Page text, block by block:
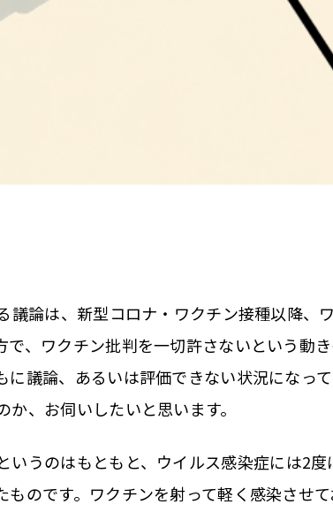
る議論は、新型コロナ・ワクチン接種以降
で、ワクチン批判を一切許さないという動
に議論、あるいは評価できない状況になっ
か、お伺いしたいと思います。
いうのはもともと、ウイルス感染症には2
ものです。ワクチンを射って軽く感染させ